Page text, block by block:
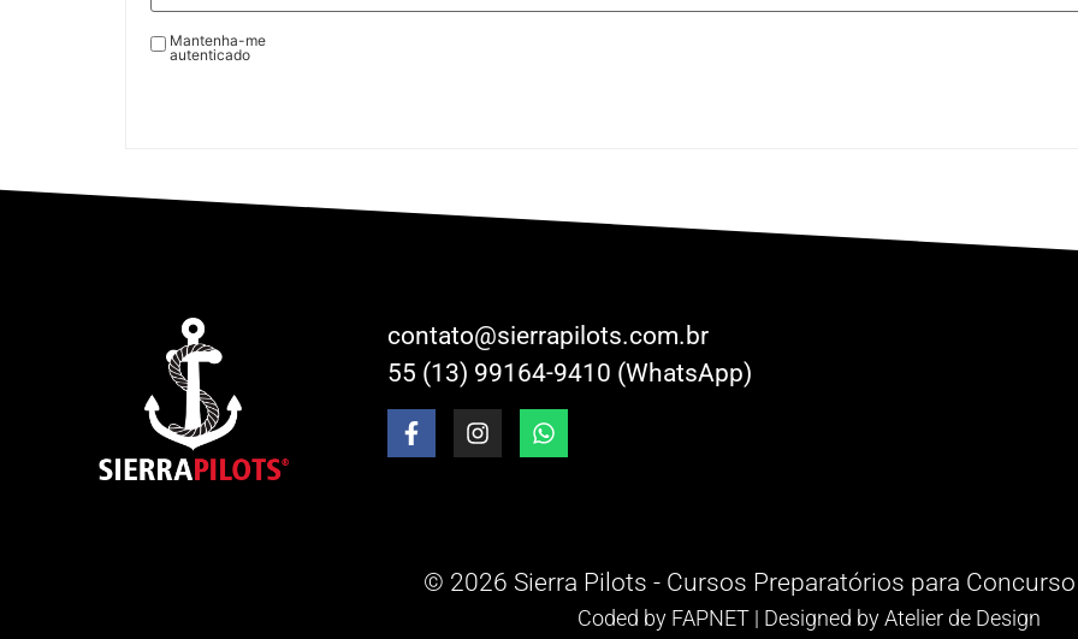
Mantenha-me
autenticado
contato@sierrapilots.com.br
55 (13) 99164-9410 (WhatsApp)
© 2026 Sierra Pilots - Cursos Preparatórios para
Coded by FAPNET| Designed byAtelier de Design